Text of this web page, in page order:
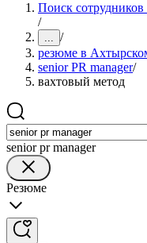
Поиск
/
... /
резюме в
senior PR manager/
вахтовый метод
senior pr manager
Резюме